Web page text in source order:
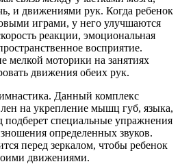
и движениями рук. Когда ребенок
играми, у него улучшаются
реакции, эмоциональная
восприятие.
мелкой моторики на занятиях
движения обеих рук.
Данный комплекс
на укрепление мышц губ, языка,
подберет специальные упражнения
определенных звуков.
перед зеркалом, чтобы ребенок
движениями.